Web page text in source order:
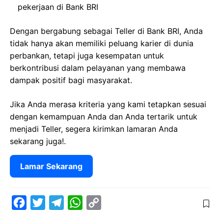
pekerjaan di Bank BRI
Dengan bergabung sebagai Teller di Bank BRI, Anda
tidak hanya akan memiliki peluang karier di dunia
perbankan, tetapi juga kesempatan untuk
berkontribusi dalam pelayanan yang membawa
dampak positif bagi masyarakat.
Jika Anda merasa kriteria yang kami tetapkan sesuai
dengan kemampuan Anda dan Anda tertarik untuk
menjadi Teller, segera kirimkan lamaran Anda
sekarang juga!.
Lamar Sekarang
W